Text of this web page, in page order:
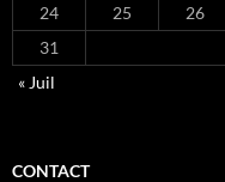
24
25 26
31
« Juil
CONTACT